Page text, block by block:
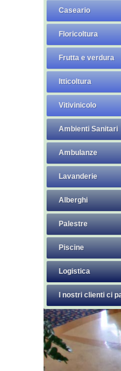
Caseario
Floricoltura
Frutta e verdura
Itticoltura
Vitivinicolo
Ambienti Sanitari
Ambulanze
Lavanderie
Alberghi
Palestre
Piscine
Logistica
I nostri clienti ci